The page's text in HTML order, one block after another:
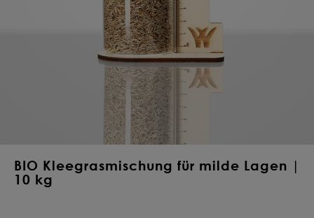
BIO Kleegrasmischung für milde Lagen |
10 kg
Deine Saat-
konfigurieren
QUALITÄT VOM PROFI
INDIVIDUELL FÜR DICH
JETZT KONFIGURIEREN